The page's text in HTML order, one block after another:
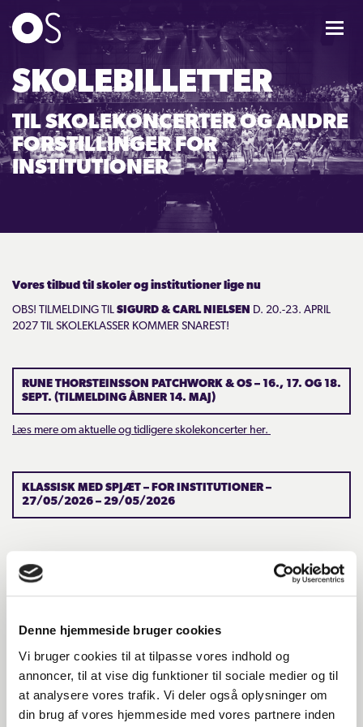
Denne hjemmeside bruger cookies
Vi bruger cookies til at tilpasse vores indhold og
annoncer, til at vise dig funktioner til sociale medier og til
at analysere vores trafik. Vi deler også oplysninger om
din brug af vores hjemmeside med vores partnere inden
KONCERTER
MIXPAKKER
BØRN & UNGE
Skolebilletter
Børnehaver
Ungdomsårskort
INFO
GAVEKORT
LOGIN
SKOLEBILLETTER
TIL SKOLEKONCERTER OG ANDRE
FORSTILLINGER FOR
INSTITUTIONER
Vores tilbud til skoler og institutioner lige nu
OBS! TILMELDING TIL SIGURD & CARL NIELSEN D. 20.-23. APRIL
2027 TIL SKOLEKLASSER KOMMER SNAREST!
RUNE THORSTEINSSON PATCHWORK & OS – 16., 17. OG 18.
SEPT. (TILMELDING ÅBNER 14. MAJ)
Læs mere om aktuelle og tidligere skolekoncerter her.
KLASSISK MED SPJÆT – FOR INSTITUTIONER –
27/05/2026 – 29/05/2026
Udskoling/Gymnasier) .
Vi tilbyder også, at klasser fra udskolingen og gymnasier kan komme til
høre nærmere.
Kontakt os
Du er velkommen til at kontakte OS, hvis du har spørgsmål i
forbindelse med vores koncerter, forestillinger og rundvisninger: Har
du problemer med din bestilling, eller har du særlige behov, kan du